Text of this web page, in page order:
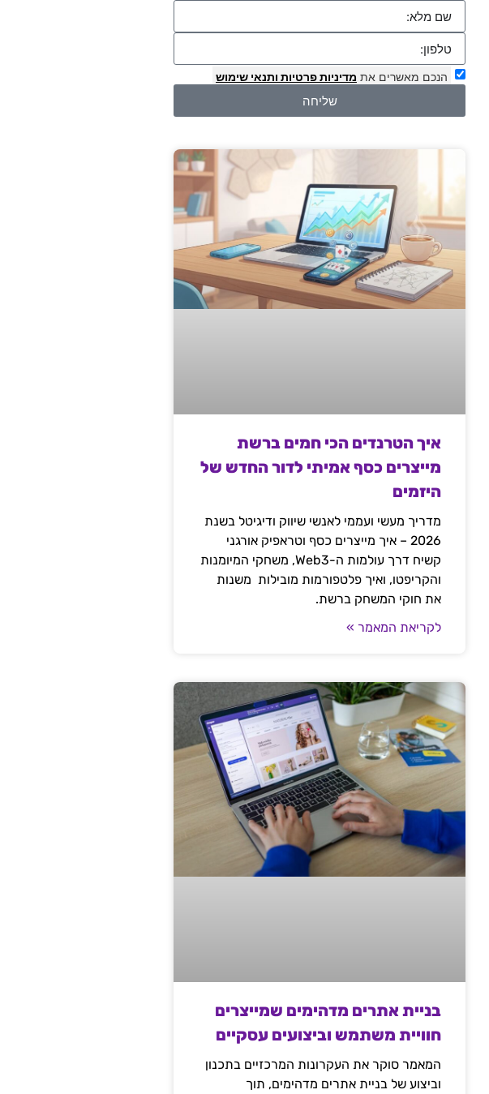
הנכם מאשרים את מדיניות פרטיות ותנאי שימוש
שליחה
איך הטרנדים הכי חמים ברשת
מייצרים כסף אמיתי לדור החדש של
היזמים
מדריך מעשי ועממי לאנשי שיווק ודיגיטל בשנת
2026 – איך מייצרים כסף וטראפיק אורגני
קשיח דרך עולמות ה-Web3, משחקי המיומנות
והקריפטו, ואיך פלטפורמות מובילות משנות
את חוקי המשחק ברשת.
לקריאת המאמר »
בניית אתרים מדהימים שמייצרים
חוויית משתמש וביצועים עסקיים
המאמר סוקר את העקרונות המרכזיים בתכנון
וביצוע של בניית אתרים מדהימים, תוך